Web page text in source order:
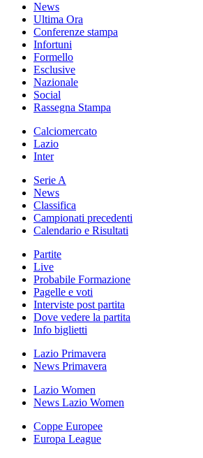
News
Ultima Ora
Conferenze stampa
Infortuni
Formello
Esclusive
Nazionale
Social
Rassegna Stampa
Calciomercato
Lazio
Inter
Serie A
News
Classifica
Campionati precedenti
Calendario e Risultati
Partite
Live
Probabile Formazione
Pagelle e voti
Interviste post partita
Dove vedere la partita
Info biglietti
Lazio Primavera
News Primavera
Lazio Women
News Lazio Women
Coppe Europee
Europa League